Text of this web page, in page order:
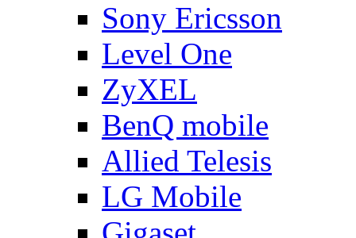
Sony Ericsson
Level One
ZyXEL
BenQ mobile
Allied Telesis
LG Mobile